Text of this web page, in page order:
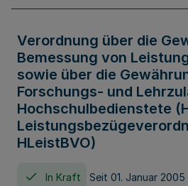
Verordnung über die
Bemessung von
sowie über die
Forschungs- und
Hochschulbedienstete
HLeistBVO)
In Kraft Seit 01. Januar 2005